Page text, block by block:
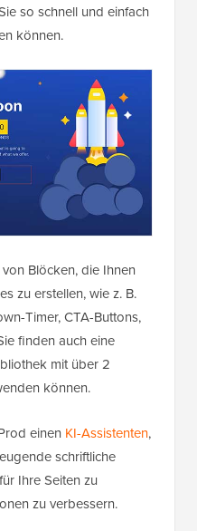
so schnell und einfach
können.
Blöcken, die Ihnen
zu erstellen, wie z. B.
Timer, CTA-Buttons,
finden auch eine
mit über 2
können.
einen KI-Assistenten,
schriftliche
Ihre Seiten zu
zu verbessern.